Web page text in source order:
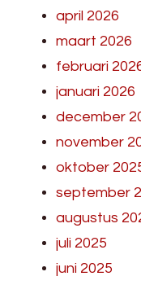
april 2026
maart 2026
februari
januari 2026
december
november
oktober
september
augustus
juli 2025
juni 2025